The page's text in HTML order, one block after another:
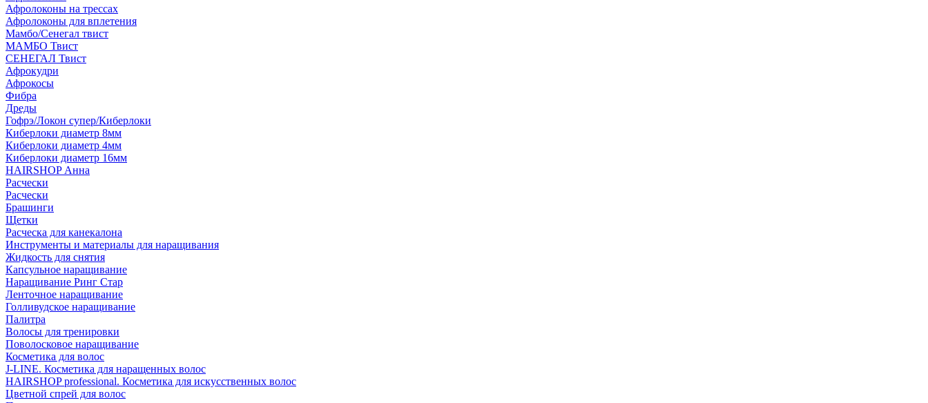
Афролоконы на трессах
Афролоконы для вплетения
Мамбо/Сенегал твист
МАМБО Твист
СЕНЕГАЛ Твист
Афрокудри
Афрокосы
Фибра
Дреды
Гофрэ/Локон супер/Киберлоки
Киберлоки диаметр 8мм
Киберлоки диаметр 4мм
Киберлоки диаметр 16мм
HAIRSHOP Анна
Расчески
Расчески
Брашинги
Щетки
Расческа для канекалона
Инструменты и материалы для наращивания
Жидкость для снятия
Капсульное наращивание
Наращивание Ринг Стар
Ленточное наращивание
Голливудское наращивание
Палитра
Волосы для тренировки
Поволосковое наращивание
Косметика для волос
J-LINE. Косметика для наращенных волос
HAIRSHOP professional. Косметика для искусственных волос
Цветной спрей для волос